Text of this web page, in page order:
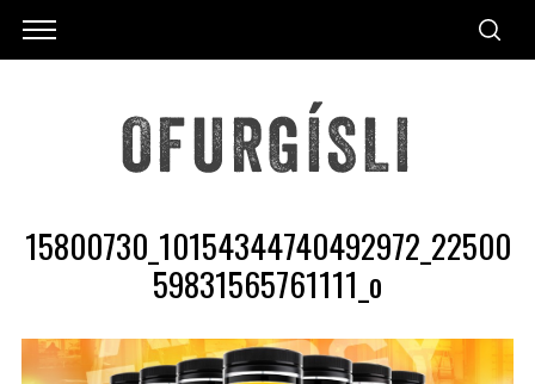
15800730_10154344740492972_22500
59831565761111_o